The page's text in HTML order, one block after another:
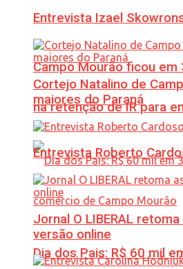
Campo Mourão ficou em
na retenção de IR para
Dia dos Pais: R$ 60 mil
Entrevista Izael
Cortejo Natalino de
maiores do Paraná
Entrevista Roberto
Jornal O LIBERAL
versão online